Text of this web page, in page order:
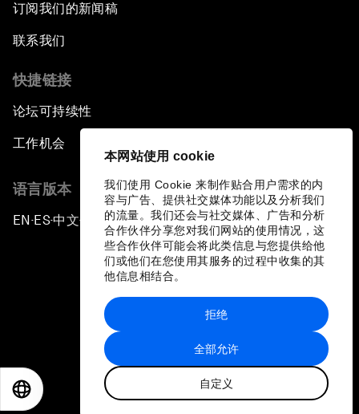
本网站使用 cookie
我们使用 Cookie 来制作贴合用户需求的内
容与广告、提供社交媒体功能以及分析我们
的流量。我们还会与社交媒体、广告和分析
合作伙伴分享您对我们网站的使用情况，这
些合作伙伴可能会将此类信息与您提供给他
们或他们在您使用其服务的过程中收集的其
他信息相结合。
全部允许
自定义
拒绝
订阅我们的新闻稿
联系我们
快捷链接
论坛可持续性
工作机会
语言版本
EN ▪ ES▪中文▪ 日本語
站点地图
世界经济论坛